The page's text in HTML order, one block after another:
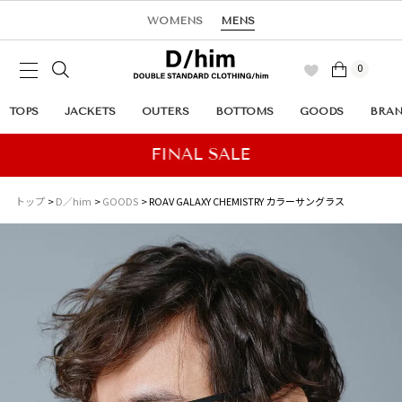
WOMENS MENS
0
TOPS JACKETS OUTERS BOTTOMS GOODS
トップ D／him GOODS ROAV GALAXY CHEMISTRY カラーサングラス